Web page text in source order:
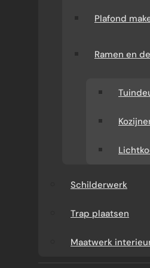
Plafond
Ramen en
Schilderwerk
Trap plaatsen
Maatwerk
hoekwoningen binnen